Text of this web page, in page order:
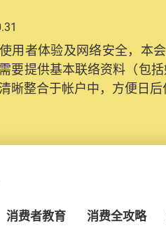
用者体验及网络安全，本
要提供基本联络资料（包
晰整合于帐户中，方便日后
消费者教育 消费全攻略